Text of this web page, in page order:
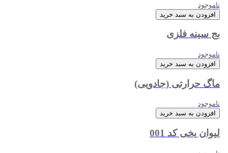
ناموجود
افزودن به سبد خرید
بج سینه فلزی
ناموجود
افزودن به سبد خرید
ماگ حرارتی (جادویی)
ناموجود
افزودن به سبد خرید
لیوان یخی کد 001